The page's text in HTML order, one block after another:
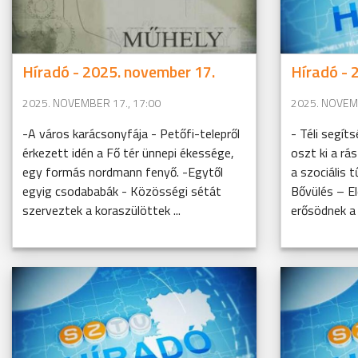
Híradó - 2025. november 17.
2025. NOVEMBER 17., 17:00
-A város karácsonyfája - Petőfi-telepről
érkezett idén a Fő tér ünnepi ékessége,
egy formás nordmann fenyő. -Egytől
egyig csodababák - Közösségi sétát
szerveztek a koraszülöttek ...
Híradó -
2025.
- Téli
oszt ki a
a szociális
Bővülés –
erősödnek